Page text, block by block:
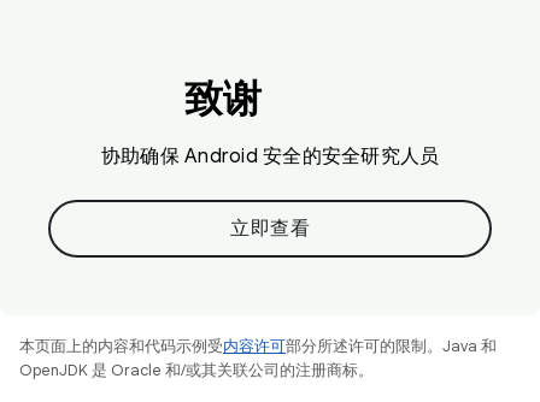
致谢
协助确保 Android 安全的安全研究人员
立即查看
本页面上的内容和代码示例受内容许可部分所述许可的限制。Java 和
OpenJDK 是 Oracle 和/或其关联公司的注册商标。